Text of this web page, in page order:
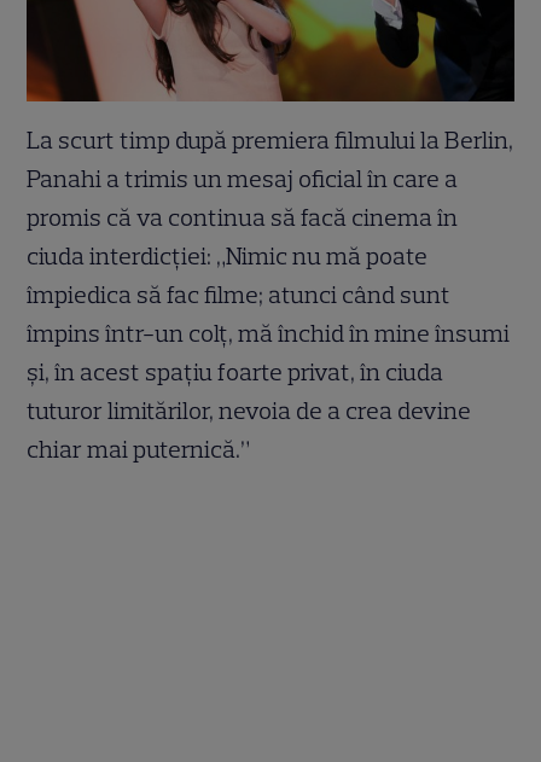
La scurt timp după premiera filmului la Berlin,
Panahi a trimis un mesaj oficial în care a
promis că va continua să facă cinema în
ciuda interdicției: „Nimic nu mă poate
împiedica să fac filme; atunci când sunt
împins într-un colț, mă închid în mine însumi
și, în acest spațiu foarte privat, în ciuda
tuturor limitărilor, nevoia de a crea devine
chiar mai puternică.”